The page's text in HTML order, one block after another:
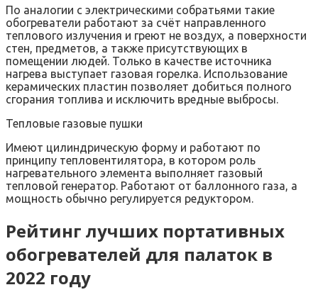
По аналогии с электрическими собратьями такие
обогреватели работают за счёт направленного
теплового излучения и греют не воздух, а поверхности
стен, предметов, а также присутствующих в
помещении людей. Только в качестве источника
нагрева выступает газовая горелка. Использование
керамических пластин позволяет добиться полного
сгорания топлива и исключить вредные выбросы.
Тепловые газовые пушки
Имеют цилиндрическую форму и работают по
принципу тепловентилятора, в котором роль
нагревательного элемента выполняет газовый
тепловой генератор. Работают от баллонного газа, а
мощность обычно регулируется редуктором.
Рейтинг лучших портативных
обогревателей для палаток в
2022 году